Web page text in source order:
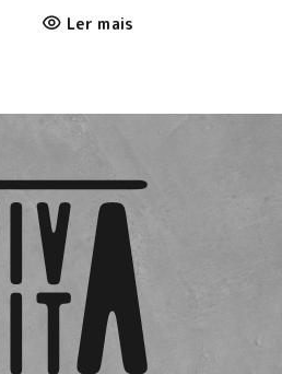
Ler mais